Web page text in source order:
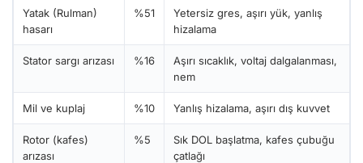
Yatak (Rulman)
hasarı
%51
Yetersiz gres, aşırı yük, yanlış
hizalama
Stator sargı arızası %16
Aşırı sıcaklık, voltaj dalgalanması,
nem
Mil ve kuplaj %10 Yanlış hizalama, aşırı dış kuvvet
Rotor (kafes)
arızası
%5
Sık DOL başlatma, kafes çubuğu
çatlağı